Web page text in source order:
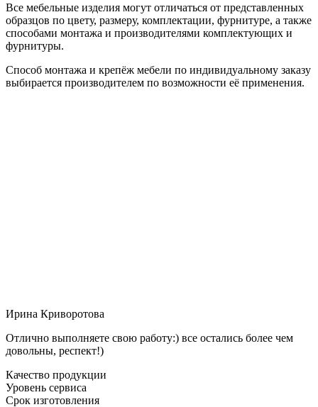
Все мебельные изделия могут отличаться от представленных
образцов по цвету, размеру, комплектации, фурнитуре, а также
способами монтажа и производителями комплектующих и
фурнитуры.
Способ монтажа и крепёж мебели по индивидуальному заказу
выбирается производителем по возможности её применения.
Ирина Криворотова
Отлично выполняете свою работу:) все остались более чем
довольны, респект!)
Качество продукции
Уровень сервиса
Срок изготовления